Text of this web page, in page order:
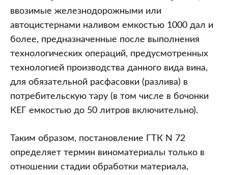
ввозимые железнодорожными или
автоцистернами наливом емкостью 1000 дал и
более, предназначенные после выполнения
технологических операций, предусмотренных
технологией производства данного вида вина,
для обязательной расфасовки (разлива) в
потребительскую тару (в том числе в бочонки
КЕГ емкостью до 50 литров включительно).
Таким образом, постановление ГТК N 72
определяет термин виноматериалы только в
отношении стадии обработки материала,